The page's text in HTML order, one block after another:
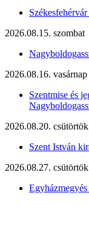
2026.08.15. szombat
2026.08.16. vasárnap
Szentmise és
2026.08.20. csütörtök
Szent István
2026.08.27. csütörtök